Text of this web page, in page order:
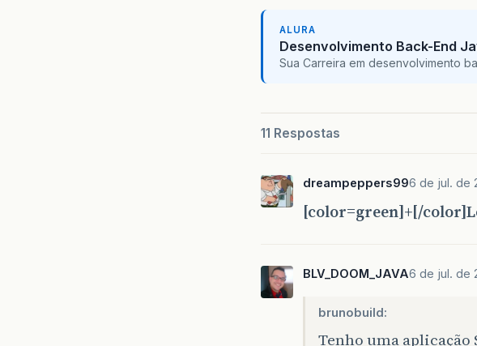
ALURA
Desenvolvimento Back-End
Sua Carreira em desenvolvimento
11 Respostas
dreampeppers996 de jul. de
[color=green]+[/
BLV_DOOM_JAVA6 de jul. de
brunobuild:
Tenho uma